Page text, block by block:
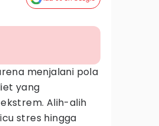
menjalani pola
yang
Alih-alih
stres hingga